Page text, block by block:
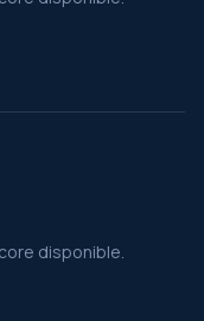
disponible.